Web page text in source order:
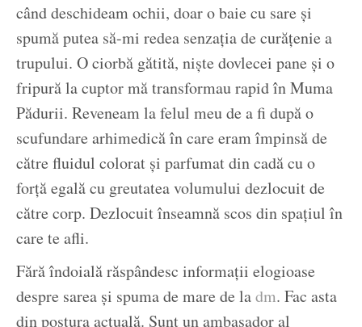
când deschideam ochii, doar o baie cu sare și
spumă putea să-mi redea senzația de curățenie a
trupului. O ciorbă gătită, niște dovlecei pane și o
fripură la cuptor mă transformau rapid în Muma
Pădurii. Reveneam la felul meu de a fi după o
scufundare arhimedică în care eram împinsă de
către fluidul colorat și parfumat din cadă cu o
forță egală cu greutatea volumului dezlocuit de
către corp. Dezlocuit înseamnă scos din spațiul în
care te afli.
Fără îndoială răspândesc informații elogioase
despre sarea și spuma de mare de ladm. Fac asta
din postura actuală. Sunt un ambasador al